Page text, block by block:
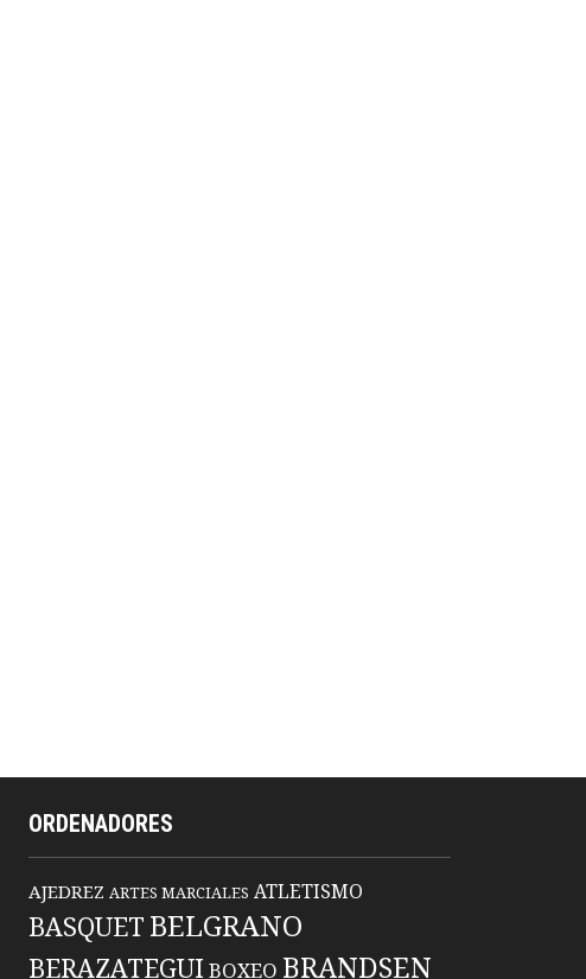
ORDENADORES
AJEDREZ ARTES MARCIALES ATLETISMO
BASQUET BELGRANO
BERAZATEGUIBOXEO BRANDSEN